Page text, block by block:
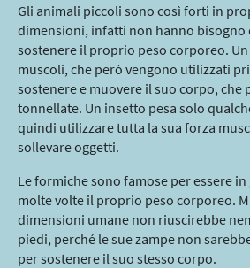
Gli animali piccoli sono così forti in
dimensioni, infatti non hanno bisogno
sostenere il proprio peso corporeo.
muscoli, che però vengono utilizzati
sostenere e muovere il suo corpo, che
tonnellate. Un insetto pesa solo
quindi utilizzare tutta la sua forza
sollevare oggetti.
Le formiche sono famose per essere
molte volte il proprio peso corporeo.
dimensioni umane non riuscirebbe
piedi, perché le sue zampe non
per sostenere il suo stesso corpo.